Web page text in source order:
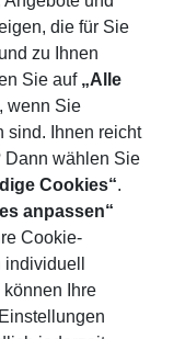
auf 4
behilflich. Die
Gäste Zugang zum
von
Unterbringung
(gegen
eine
die die
Geschäftstätigkeiten
die für Sie
zu Ihnen
Sie auf „Alle
, wenn Sie
sind. Ihnen reicht
Dann wählen Sie
Cookies“.
anpassen“
Cookie-
Ihre